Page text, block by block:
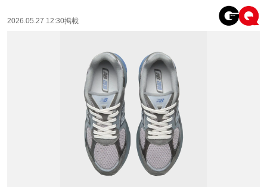
2026.05.27 12:30掲載